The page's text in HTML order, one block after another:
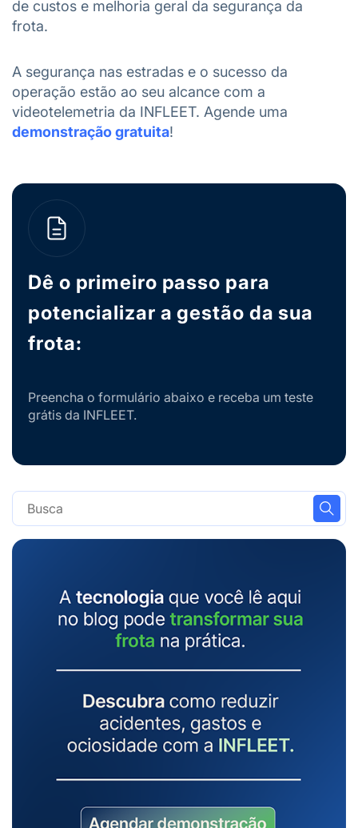
de custos e melhoria geral da segurança da
frota.
A segurança nas estradas e o sucesso da
operação estão ao seu alcance com a
videotelemetria da INFLEET. Agende uma
demonstração gratuita!
Dê o primeiro passo para
potencializar a gestão da sua
frota:
Preencha o formulário abaixo e receba um teste
grátis da INFLEET.